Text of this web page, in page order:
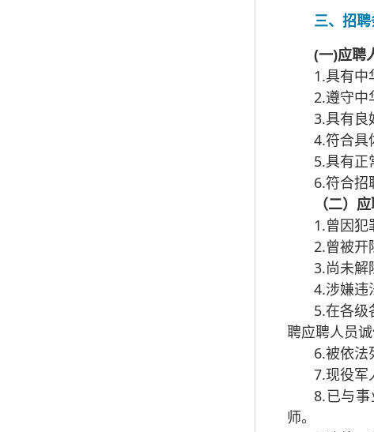
三、招
(一)应聘
1.具有中
2.遵守中
3.具有良
4.符合具
5.具有正
6.符合招
（二）
1.曾因犯
2.曾被开
3.尚未解
4.涉嫌违
5.在各级
聘应聘人员
6.被依法
7.现役军
8.已与
师。